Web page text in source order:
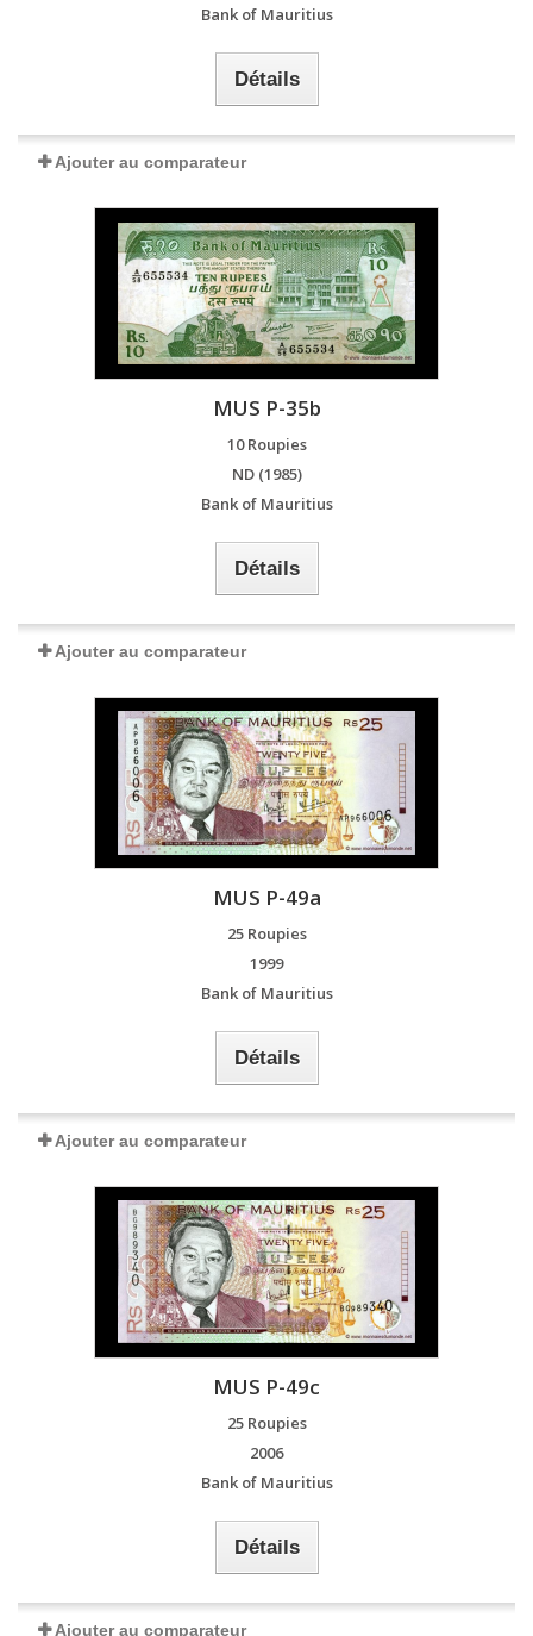
Bank of Mauritius
Détails
Ajouter au comparateur
MUS P-35b
10 Roupies
ND (1985)
Bank of Mauritius
Détails
Ajouter au comparateur
MUS P-49a
25 Roupies
1999
Bank of Mauritius
Détails
Ajouter au comparateur
MUS P-49c
25 Roupies
2006
Bank of Mauritius
Détails
Ajouter au comparateur